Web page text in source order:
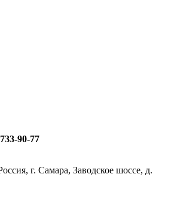
90-77
г. Самара, Заводское шоссе, д.